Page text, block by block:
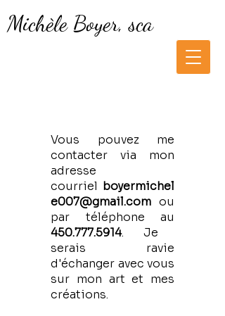
Michèle Boyer, sca
Vous pouvez me
contacter via mon
adresse
courriel boyermichel
e007@gmail.com ou
par téléphone au
450.777.5914. Je
serais ravie
d'échanger avec vous
sur mon art et mes
créations.